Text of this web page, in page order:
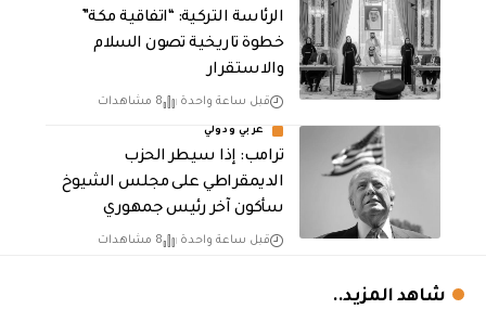
الرئاسة التركية: “اتفاقية مكة”
خطوة تاريخية تصون السلام
والاستقرار
قبل ساعة واحدة 8 مشاهدات
عربي ودولي
ترامب: إذا سيطر الحزب
الديمقراطي على مجلس الشيوخ
سأكون آخر رئيس جمهوري
قبل ساعة واحدة 8 مشاهدات
شاهد المزيد..